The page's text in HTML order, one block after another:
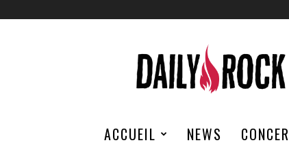
Rock
ACCUEIL NEWS